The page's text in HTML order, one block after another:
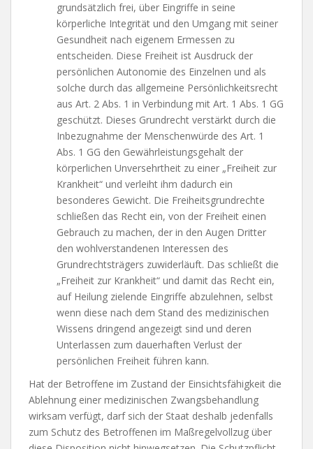
grundsätzlich frei, über Eingriffe in seine
körperliche Integrität und den Umgang mit seiner
Gesundheit nach eigenem Ermessen zu
entscheiden. Diese Freiheit ist Ausdruck der
persönlichen Autonomie des Einzelnen und als
solche durch das allgemeine Persönlichkeitsrecht
aus Art. 2 Abs. 1 in Verbindung mit Art. 1 Abs. 1 GG
geschützt. Dieses Grundrecht verstärkt durch die
Inbezugnahme der Menschenwürde des Art. 1
Abs. 1 GG den Gewährleistungsgehalt der
körperlichen Unversehrtheit zu einer „Freiheit zur
Krankheit“ und verleiht ihm dadurch ein
besonderes Gewicht. Die Freiheitsgrundrechte
schließen das Recht ein, von der Freiheit einen
Gebrauch zu machen, der in den Augen Dritter
den wohlverstandenen Interessen des
Grundrechtsträgers zuwiderläuft. Das schließt die
„Freiheit zur Krankheit“ und damit das Recht ein,
auf Heilung zielende Eingriffe abzulehnen, selbst
wenn diese nach dem Stand des medizinischen
Wissens dringend angezeigt sind und deren
Unterlassen zum dauerhaften Verlust der
persönlichen Freiheit führen kann.
Hat der Betroffene im Zustand der Einsichtsfähigkeit die
Ablehnung einer medizinischen Zwangsbehandlung
wirksam verfügt, darf sich der Staat deshalb jedenfalls
zum Schutz des Betroffenen im Maßregelvollzug über